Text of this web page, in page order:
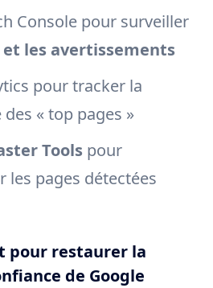
Console pour surveiller
les avertissements
pour tracker la
« top pages »
Tools pour
les pages détectées
pour restaurer la
de Google